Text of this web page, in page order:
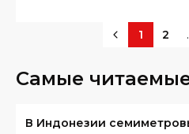
1 2
Самые
В Индонезии